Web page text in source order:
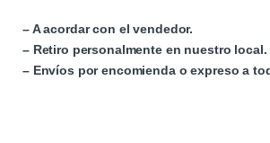
– A acordar con el vendedor.
– Retiro personalmente en nuestro local.
– Envíos por encomienda o expreso a